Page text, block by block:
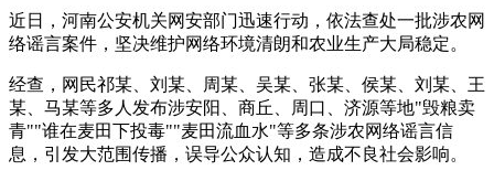
近日，河南公安机关网安部门迅速行动，依法查处一批涉农网
络谣言案件，坚决维护网络环境清朗和农业生产大局稳定。
经查，网民祁某、刘某、周某、吴某、张某、侯某、刘某、王
某、马某等多人发布涉安阳、商丘、周口、济源等地"毁粮卖
青""谁在麦田下投毒""麦田流血水"等多条涉农网络谣言信
息，引发大范围传播，误导公众认知，造成不良社会影响。